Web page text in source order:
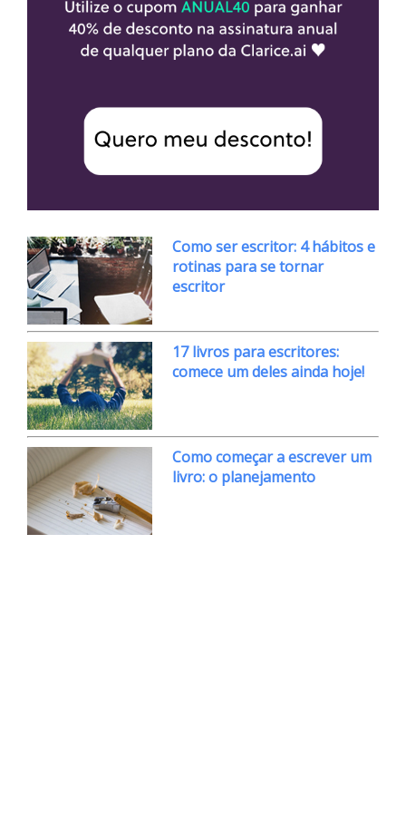
Como ser escritor: 4 hábitos e
rotinas para se tornar
escritor
17 livros para escritores:
comece um deles ainda hoje!
Como começar a escrever um
livro: o planejamento